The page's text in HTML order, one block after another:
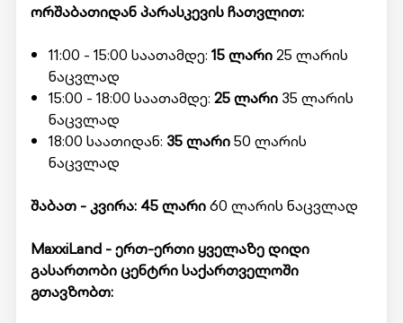
ორშაბათიდან პარასკევის ჩათვლით:
11:00 - 15:00 საათამდე: 15 ლარი25 ლარის
ნაცვლად
15:00 - 18:00 საათამდე: 25 ლარი35 ლარის
ნაცვლად
18:00 საათიდან: 35 ლარი50 ლარის
ნაცვლად
შაბათ - კვირა: 45 ლარი60 ლარის ნაცვლად
MaxxiLand - ერთ-ერთი ყველაზე დიდი
გასართობი ცენტრი საქართველოში
გთავზობთ: